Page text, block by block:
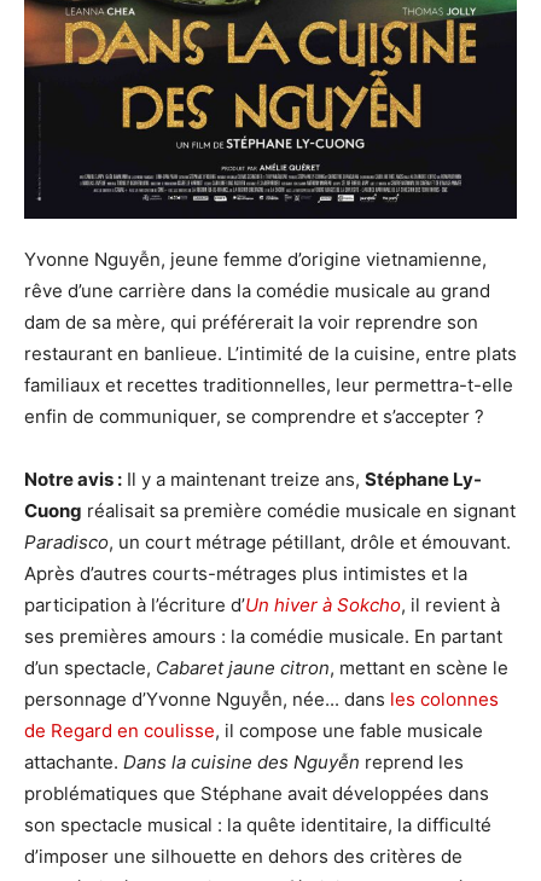
Yvonne Nguyễn, jeune femme d’origine vietnamienne,
rêve d’une carrière dans la comédie musicale au grand
dam de sa mère, qui préférerait la voir reprendre son
restaurant en banlieue. L’intimité de la cuisine, entre plats
familiaux et recettes traditionnelles, leur permettra-t-elle
enfin de communiquer, se comprendre et s’accepter ?
Notre avis : Il y a maintenant treize ans, Stéphane Ly-
Cuong réalisait sa première comédie musicale en signant
Paradisco, un court métrage pétillant, drôle et émouvant.
Après d’autres courts-métrages plus intimistes et la
participation à l’écriture d’Un hiver à Sokcho, il revient à
ses premières amours : la comédie musicale. En partant
d’un spectacle, Cabaret jaune citron, mettant en scène le
personnage d’Yvonne Nguyễn, née... dans les colonnes
de Regard en coulisse, il compose une fable musicale
attachante. Dans la cuisine des Nguyễn reprend les
problématiques que Stéphane avait développées dans
son spectacle musical : la quête identitaire, la difficulté
d’imposer une silhouette en dehors des critères de